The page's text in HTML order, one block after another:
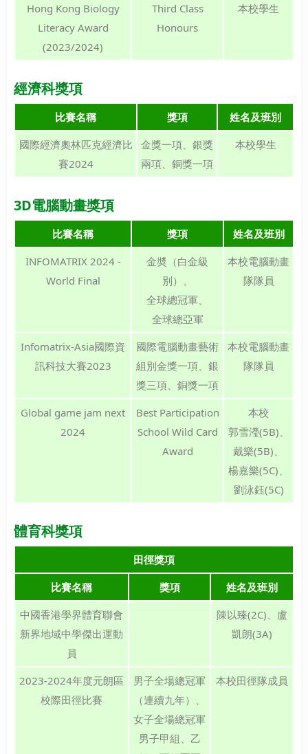
Hong Kong Biology
Literacy Award
(2023/2024)
Third Class
Honours
本校學生
經濟科獎項
比賽名稱 獎項
姓名及班別
國際經濟奧林匹克經濟比
賽2024
金獎一項、銀獎
兩項、銅獎一項
本校學生
3D電腦動畫獎項
比賽名稱 獎項
姓名及班別
INFOMATRIX 2024 -
World Final
金奬（白金級
別）、
全球總冠軍、
全球總亞軍
本校電腦動畫
隊隊員
Infomatrix-Asia國際資
訊科技大賽2023
國際電腦動畫藝術
組別金獎一項、銀
獎三項、銅獎一項
本校電腦動畫
隊隊員
Global game jam next
2024
Best Participation
School Wild Card
Award
本校
郭雪瀅(5B)、
戴樂(5B)、
楊嘉樂(5C)、
劉泳鈺(5C)
體育科獎項
田徑獎項
比賽名稱
獎項
姓名及班別
中國香港學界體育聯會
新界地域中學傑出運動
員
陳以臻(2C)、盧
凱朗(3A)
2023-2024年度元朗區
校際田徑比賽
男子全場總冠軍
（連續九年）、
女子全場總冠軍
男子甲組、乙
本校田徑隊成員